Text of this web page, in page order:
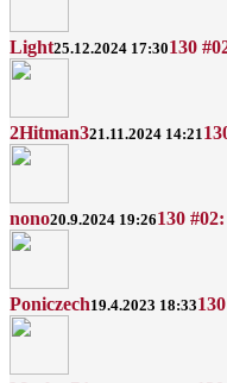
Light25.12.2024 17:30130
2Hitman321.11.2024 14:21
nono20.9.2024 19:26130
Poniczech19.4.2023 18:33